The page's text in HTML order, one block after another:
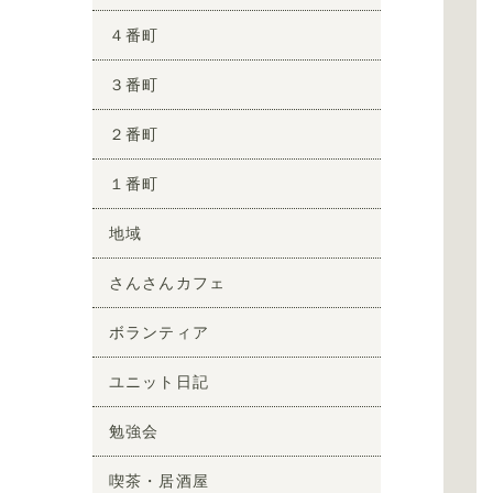
４番町
３番町
２番町
１番町
地域
さんさんカフェ
ボランティア
ユニット日記
勉強会
喫茶・居酒屋